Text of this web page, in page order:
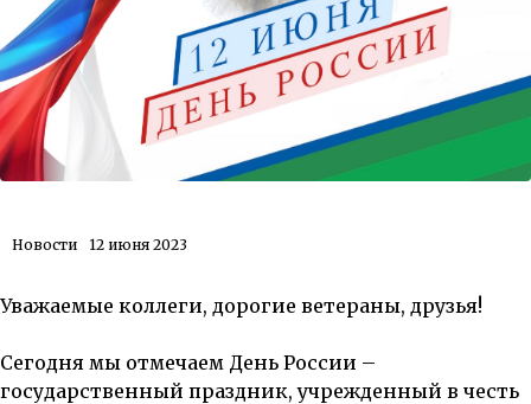
Новости 12 июня 2023
Уважаемые коллеги, дорогие ветераны, друзья!
Сегодня мы отмечаем День России –
государственный праздник, учрежденный в честь